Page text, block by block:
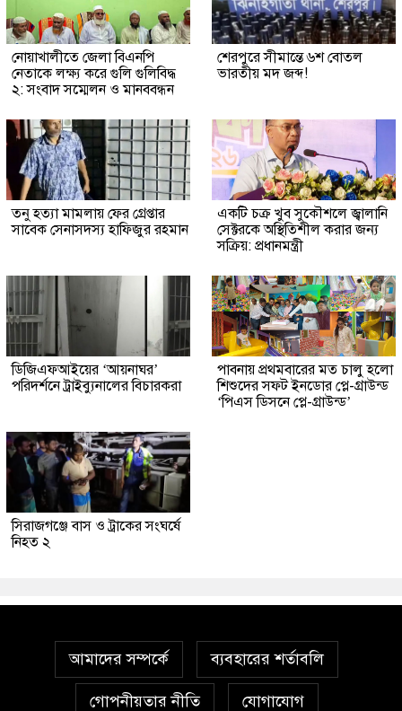
নোয়াখালীতে জেলা বিএনপি
নেতাকে লক্ষ্য করে গুলি গুলিবিদ্ধ
২: সংবাদ সম্মেলন ও মানববন্ধন
শেরপুরে সীমান্তে ৬শ বোতল
ভারতীয় মদ জব্দ!
তনু হত্যা মামলায় ফের গ্রেপ্তার
সাবেক সেনাসদস্য হাফিজুর রহমান
একটি চক্র খুব সুকৌশলে জ্বালানি
সেক্টরকে অস্থিতিশীল করার জন্য
সক্রিয়: প্রধানমন্ত্রী
ডিজিএফআইয়ের ‘আয়নাঘর’
পরিদর্শনে ট্রাইব্যুনালের বিচারকরা
পাবনায় প্রথমবারের মত চালু হলো
শিশুদের সফট ইনডোর প্লে-গ্রাউন্ড
‘পিএস ডিসনে প্লে-গ্রাউন্ড’
সিরাজগঞ্জে বাস ও ট্রাকের সংঘর্ষে
নিহত ২
আমাদের সম্পর্কে ব্যবহারের শর্তাবলি
গোপনীয়তার নীতি যোগাযোগ